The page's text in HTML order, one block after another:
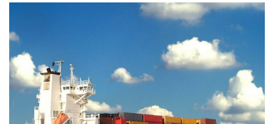
Adotada pela Conferência Geral da Organização
Internacional do Trabalho, na sua 28ª Sessão, realizada
em Seattle, em 29 de junho de 1946. Resolução de
aprovação : Decreto-Lei n.º 38362, de 4 de agosto de
1951 Registo da ratificação no BIT : 13/06/1952
Denunciada automaticamente a 12 de maio de 2017,
[…]